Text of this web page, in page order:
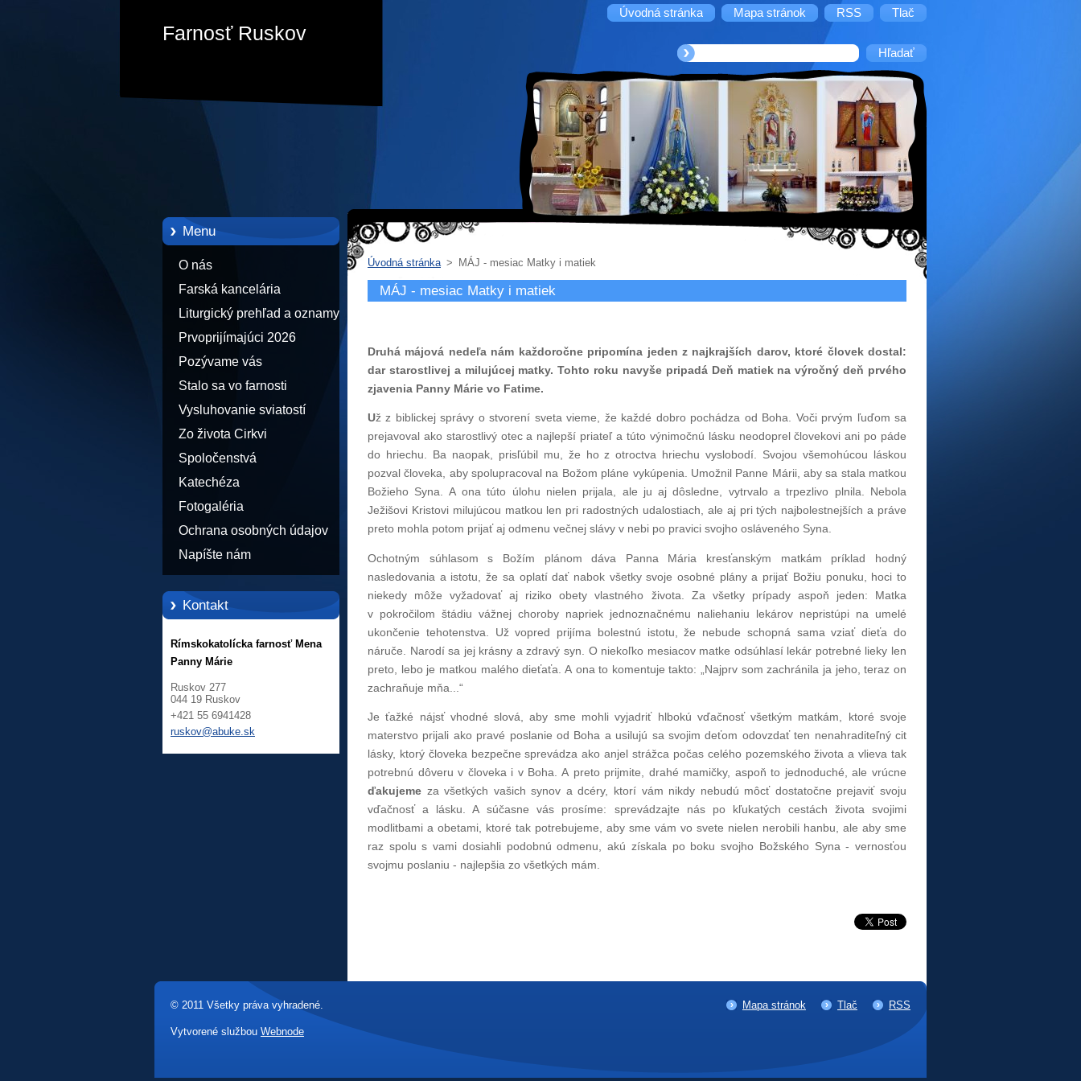
Úvodná stránka Mapa stránok RSS Tlač
Farnosť Ruskov
Menu
O nás
Farská kancelária
Liturgický prehľad a oznamy
Prvoprijímajúci 2026
Pozývame vás
Stalo sa vo farnosti
Vysluhovanie sviatostí
Zo života Cirkvi
Spoločenstvá
Katechéza
Fotogaléria
Ochrana osobných údajov
Napíšte nám
Kontakt
Rímskokatolícka farnosť Mena
Panny Márie
Ruskov 277
044 19 Ruskov
+421 55 6941428
ruskov@abuke.sk
Úvodná stránka > MÁJ - mesiac Matky i matiek
MÁJ - mesiac Matky i matiek
Druhá májová nedeľa nám každoročne pripomína jeden z najkrajších darov, ktoré človek dostal:
dar starostlivej a milujúcej matky. Tohto roku navyše pripadá Deň matiek na výročný deň prvého
zjavenia Panny Márie vo Fatime.
Už z biblickej správy o stvorení sveta vieme, že každé dobro pochádza od Boha. Voči prvým ľuďom sa
prejavoval ako starostlivý otec a najlepší priateľ a túto výnimočnú lásku neodoprel človekovi ani po páde
do hriechu. Ba naopak, prisľúbil mu, že ho z otroctva hriechu vyslobodí. Svojou všemohúcou láskou
pozval človeka, aby spolupracoval na Božom pláne vykúpenia. Umožnil Panne Márii, aby sa stala matkou
Božieho Syna. A ona túto úlohu nielen prijala, ale ju aj dôsledne, vytrvalo a trpezlivo plnila. Nebola
Ježišovi Kristovi milujúcou matkou len pri radostných udalostiach, ale aj pri tých najbolestnejších a práve
preto mohla potom prijať aj odmenu večnej slávy v nebi po pravici svojho osláveného Syna.
Ochotným súhlasom s Božím plánom dáva Panna Mária kresťanským matkám príklad hodný
nasledovania a istotu, že sa oplatí dať nabok všetky svoje osobné plány a prijať Božiu ponuku, hoci to
niekedy môže vyžadovať aj riziko obety vlastného života. Za všetky prípady aspoň jeden: Matka
v pokročilom štádiu vážnej choroby napriek jednoznačnému naliehaniu lekárov nepristúpi na umelé
ukončenie tehotenstva. Už vopred prijíma bolestnú istotu, že nebude schopná sama vziať dieťa do
náruče. Narodí sa jej krásny a zdravý syn. O niekoľko mesiacov matke odsúhlasí lekár potrebné lieky len
preto, lebo je matkou malého dieťaťa. A ona to komentuje takto: „Najprv som zachránila ja jeho, teraz on
zachraňuje mňa...“
Je ťažké nájsť vhodné slová, aby sme mohli vyjadriť hlbokú vďačnosť všetkým matkám, ktoré svoje
materstvo prijali ako pravé poslanie od Boha a usilujú sa svojim deťom odovzdať ten nenahraditeľný cit
lásky, ktorý človeka bezpečne sprevádza ako anjel strážca počas celého pozemského života a vlieva tak
potrebnú dôveru v človeka i v Boha. A preto prijmite, drahé mamičky, aspoň to jednoduché, ale vrúcne
ďakujeme za všetkých vašich synov a dcéry, ktorí vám nikdy nebudú môcť dostatočne prejaviť svoju
vďačnosť a lásku. A súčasne vás prosíme: sprevádzajte nás po kľukatých cestách života svojimi
modlitbami a obetami, ktoré tak potrebujeme, aby sme vám vo svete nielen nerobili hanbu, ale aby sme
raz spolu s vami dosiahli podobnú odmenu, akú získala po boku svojho Božského Syna - vernosťou
svojmu poslaniu - najlepšia zo všetkých mám.
Mapa stránok Tlač RSS
© 2011 Všetky práva vyhradené.
Vytvorené službou Webnode